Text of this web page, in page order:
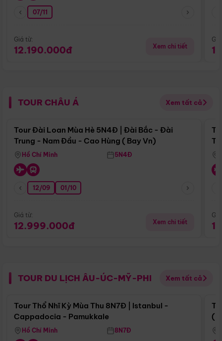
07/11
Giá từ:
12.190.000đ Xem chi tiết
TOUR CHÂU Á Xem tất cả
Điểm nổi bật
Tour Đài Loan Mùa Hè 5N4Đ | Đài Bắc - Đài
Trung - Nam Đầu - Cao Hùng ( Bay Vn)
Hồ Chí Minh 5N4Đ
12/09 01/10
Giá từ:
12.999.000đ Xem chi tiết
TOUR DU LỊCH ÂU-ÚC-MỸ-PHI Xem tất cả
Điểm nổi bật
Tour Thổ Nhĩ Kỳ Mùa Thu 8N7Đ | Istanbul -
Cappadocia - Pamukkale
Hồ Chí Minh 8N7Đ